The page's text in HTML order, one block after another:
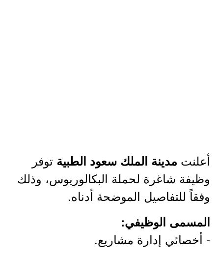
أعلنت مدينة الملك سعود الطبية توفر
وظيفة شاغرة لحملة البكالوريوس، وذلك
وفقاً للتفاصيل الموضحة أدناه.
المسمى الوظيفي:
- أخصائي إدارة مشاريع.